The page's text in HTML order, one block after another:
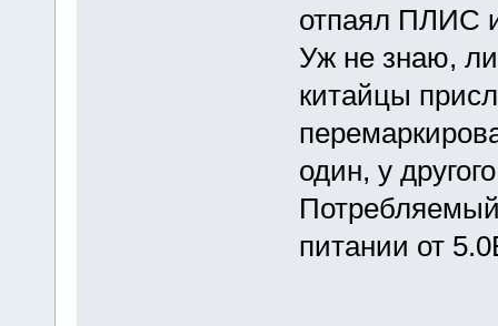
отпаял ПЛИС
Уж не знаю,
китайцы
один, у
питании от